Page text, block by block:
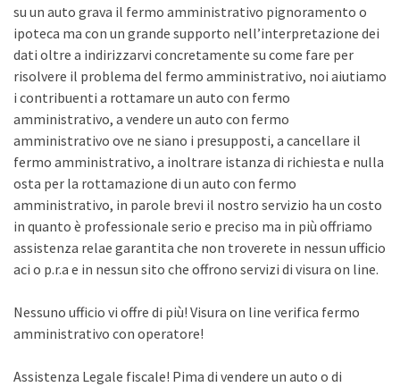
su un auto grava il fermo amministrativo pignoramento o
ipoteca ma con un grande supporto nell’interpretazione dei
dati oltre a indirizzarvi concretamente su come fare per
risolvere il problema del fermo amministrativo, noi aiutiamo
i contribuenti a rottamare un auto con fermo
amministrativo, a vendere un auto con fermo
amministrativo ove ne siano i presupposti, a cancellare il
fermo amministrativo, a inoltrare istanza di richiesta e nulla
osta per la rottamazione di un auto con fermo
amministrativo, in parole brevi il nostro servizio ha un costo
in quanto è professionale serio e preciso ma in più offriamo
assistenza relae garantita che non troverete in nessun ufficio
aci o p.r.a e in nessun sito che offrono servizi di visura on line.
Nessuno ufficio vi offre di più! Visura on line verifica fermo
amministrativo con operatore!
Assistenza Legale fiscale! Pima di vendere un auto o di